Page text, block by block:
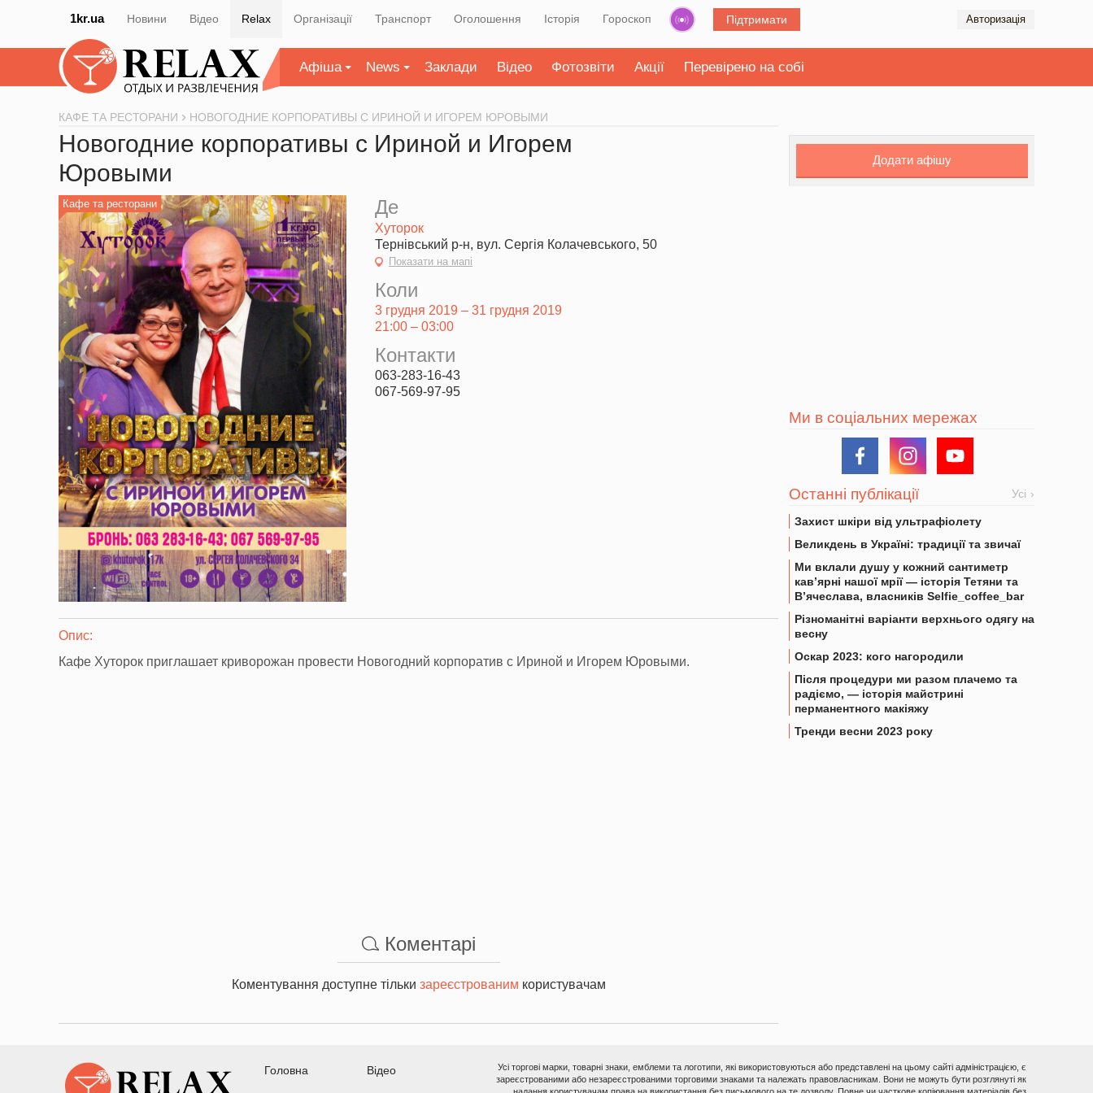
1kr.ua Новини Відео Relax Організації Транспорт Оголошення Історія Гороскоп Підтримати Авторизація
Афіша News Заклади Відео Фотозвіти Акції Перевірено на собі
КАФЕ ТА РЕСТОРАНИ НОВОГОДНИЕ КОРПОРАТИВЫ С ИРИНОЙ И ИГОРЕМ ЮРОВЫМИ
Новогодние корпоративы с Ириной и Игорем
Юровыми
Кафе та ресторани Де
Хуторок
Тернівський р-н, вул. Сергія Колачевського, 50
Показати на мапі
Коли
3 грудня 2019 – 31 грудня 2019
21:00 – 03:00
Контакти
063-283-16-43
067-569-97-95
Опис:
Кафе Хуторок приглашает криворожан провести Новогодний корпоратив с Ириной и Игорем Юровыми.
Коментарі
Коментування доступне тільки зареєстрованим користувачам
Додати афішу
Ми в соціальних мережах
Останні публікації Усі
Захист шкіри від ультрафіолету
Великдень в Україні: традиції та звичаї
Ми вклали душу у кожний сантиметр
кав’ярні нашої мрії — історія Тетяни та
В’ячеслава, власників Selfie_coffee_bar
Різноманітні варіанти верхнього одягу на
весну
Оскар 2023: кого нагородили
Після процедури ми разом плачемо та
радіємо, — історія майстрині
перманентного макіяжу
Тренди весни 2023 року
Головна Відео
Усі торгові марки, товарні знаки, емблеми та логотипи, які використовуються або представлені на цьому сайті адміністрацією, є
зареєстрованими або незареєстрованими торговими знаками та належать правовласникам. Вони не можуть бути розглянуті як